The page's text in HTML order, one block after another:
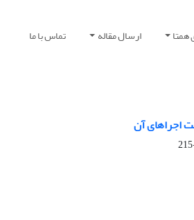
همتا ارسال مقاله تماس با ما
اجراهای آن